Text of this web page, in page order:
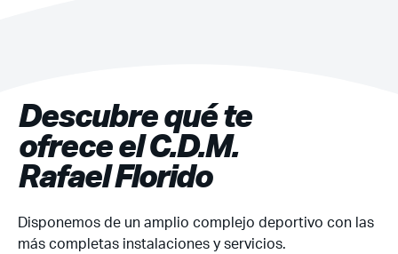
Descubre qué te
ofrece el C.D.M.
Rafael Florido
Disponemos de un amplio complejo deportivo con las
más completas instalaciones y servicios.